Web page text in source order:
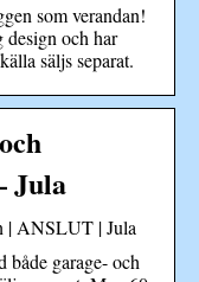
som verandan!
och har
säljs separat.
Jula
| ANSLUT | Jula
både garage- och